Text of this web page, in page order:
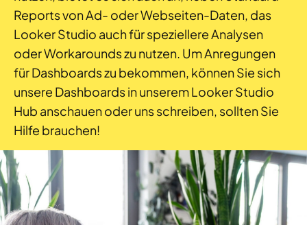
Reports von Ad- oder Webseiten-Daten, das
Looker Studio auch für speziellere Analysen
oder Workarounds zu nutzen. Um Anregungen
für Dashboards zu bekommen, können Sie sich
unsere Dashboards in unserem Looker Studio
Hub anschauen oder uns schreiben, sollten Sie
Hilfe brauchen!